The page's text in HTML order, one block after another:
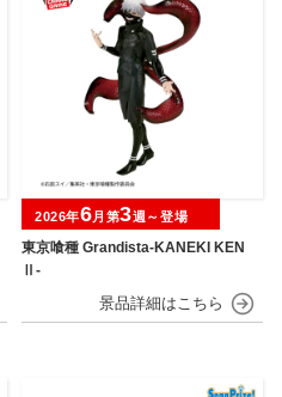
東京喰種 Grandista-KANEKI KEN
Ⅱ-
2026年6月第3週～登場